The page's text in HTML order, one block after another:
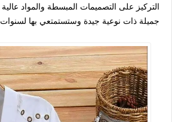
التركيز على التصميمات المبسطة والمواد
جميلة ذات نوعية جيدة وستستمتعي بها